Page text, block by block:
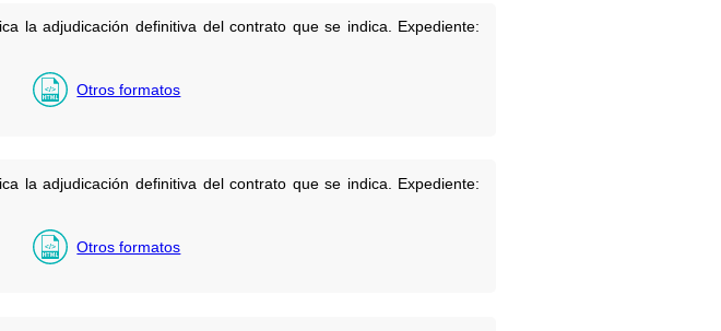
la adjudicación definitiva del contrato que se indica. Expediente:
Otros formatos
la adjudicación definitiva del contrato que se indica. Expediente:
Otros formatos